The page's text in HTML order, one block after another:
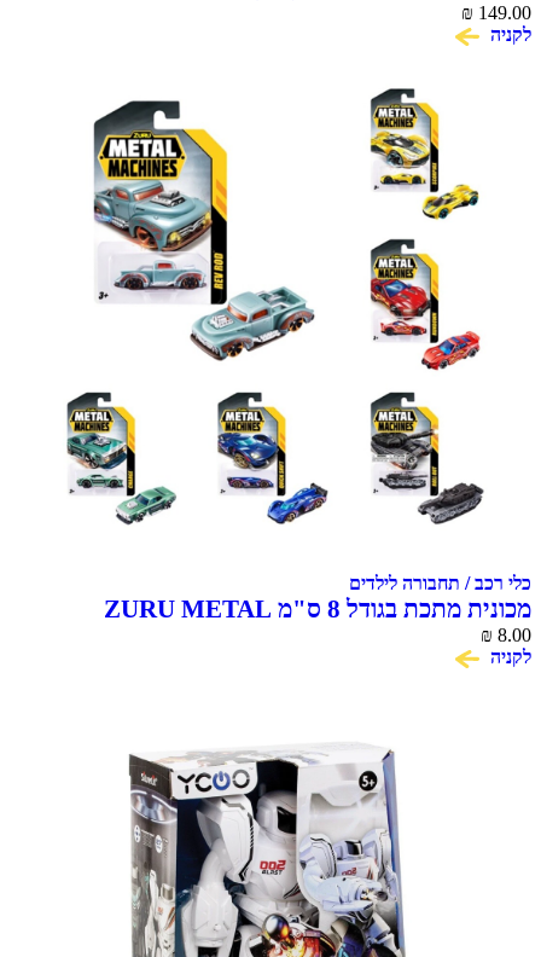
2.4GHz
₪ 149.00
לקניה
כלי רכב / תחבורה לילדים
מכונית מתכת בגודל 8 ס"מ ZURU METAL
MACHINES
₪ 8.00
לקניה